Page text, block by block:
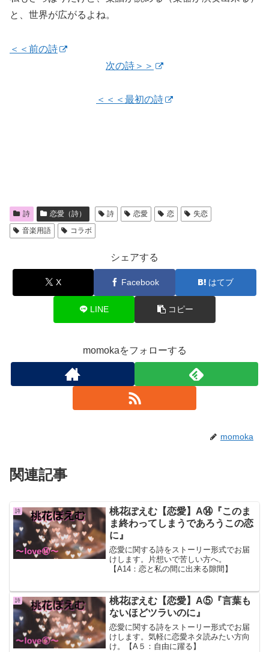
と、世界が広がるよね。
＜＜前の詩
次の詩＞＞
＜＜＜最初の詩
詩 恋愛（詩） 詩 恋愛 恋
失恋
音楽用語
コラボ
シェアする
X Facebook はてブ
LINE コピー
momokaをフォローする
momoka
関連記事
詩
桃花ぽえむ【恋愛】A⑭『このま
ま終わってしまうであろうこの恋
に』
恋愛に関する詩をストーリー形式でお届
けします。片想いで苦しい方へ。
【A14：恋と私の間に出来る隙間】
詩
桃花ぽえむ【恋愛】A⑤『言葉も
ないほどツラいのに』
恋愛に関する詩をストーリー形式でお届
けします。気軽に恋愛ネタ読みたい方向
け。【A５：自由に躍る】